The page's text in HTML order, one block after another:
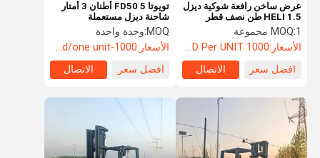
عرض ساخن رافعة شوكية ديزل
HELI 1.5 طن نصف قطر
دوران صغير معدات لوجستية
للمستودعات سعر رخيص
MOQ:1 مجموعة
الأسعار:1000 USD Per UNIT
افضل سعر
الاتصال
تويوتا FD50 5 أطنان 3 أمتار
شاحنة ديزل مستعملة
MOQ: وحدة واحدة
الأسعار:1000-2000usd/one unit
افضل سعر
الاتصال